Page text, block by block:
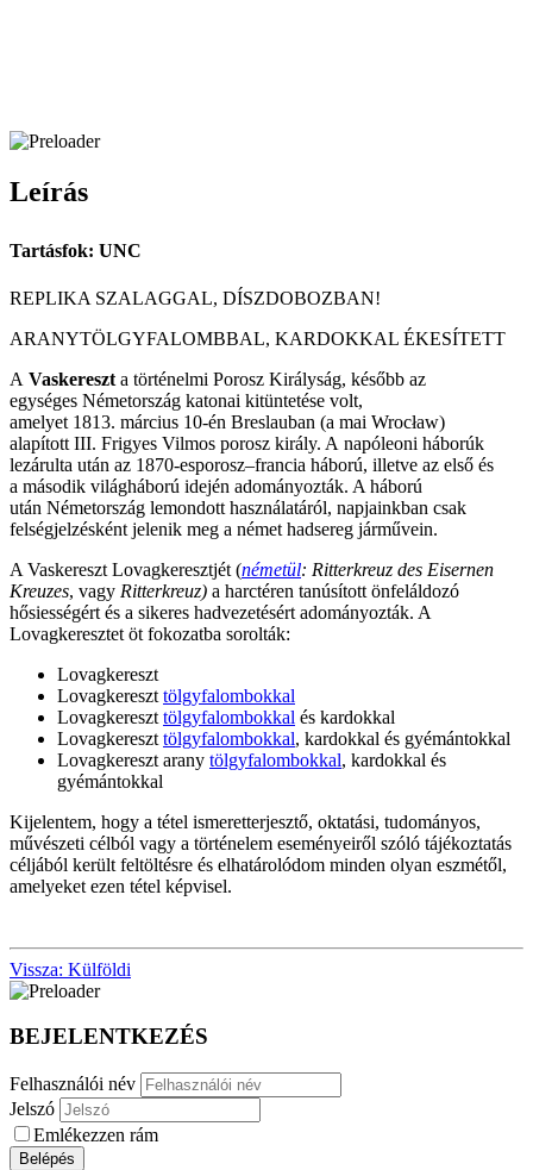
Leírás
Tartásfok: UNC
REPLIKA SZALAGGAL, DÍSZDOBOZBAN!
ARANYTÖLGYFALOMBBAL, KARDOKKAL ÉKESÍTETT
A Vaskereszt a történelmi Porosz Királyság, később az
egységes Németország katonai kitüntetése volt,
amelyet 1813. március 10-én Breslauban (a mai Wrocław)
alapított III. Frigyes Vilmos porosz király. A napóleoni háborúk
lezárulta után az 1870-esporosz–francia háború, illetve az első és
a második világháború idején adományozták. A háború
után Németország lemondott használatáról, napjainkban csak
felségjelzésként jelenik meg a német hadsereg járművein.
A Vaskereszt Lovagkeresztjét (németül: Ritterkreuz des Eisernen
Kreuzes, vagy Ritterkreuz) a harctéren tanúsított önfeláldozó
hősiességért és a sikeres hadvezetésért adományozták. A
Lovagkeresztet öt fokozatba sorolták:
Lovagkereszt
Lovagkereszt tölgyfalombokkal
Lovagkereszt tölgyfalombokkal és kardokkal
Lovagkereszt tölgyfalombokkal, kardokkal és gyémántokkal
Lovagkereszt arany tölgyfalombokkal, kardokkal és
gyémántokkal
Kijelentem, hogy a tétel ismeretterjesztő, oktatási, tudományos,
művészeti célból vagy a történelem eseményeiről szóló tájékoztatás
céljából került feltöltésre és elhatárolódom minden olyan eszmétől,
amelyeket ezen tétel képvisel.
Vissza: Külföldi
BEJELENTKEZÉS
Felhasználói név
Jelszó
Emlékezzen rám
Belépés